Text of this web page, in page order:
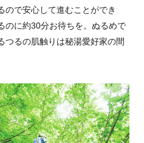
ので安心して進むことができ
のに約30分お待ちを。ぬるめで
つるの肌触りは秘湯愛好家の間